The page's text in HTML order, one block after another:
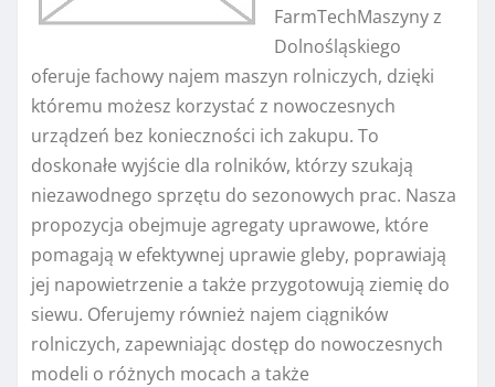
FarmTechMaszyny z
Dolnośląskiego
oferuje fachowy najem maszyn rolniczych, dzięki
któremu możesz korzystać z nowoczesnych
urządzeń bez konieczności ich zakupu. To
doskonałe wyjście dla rolników, którzy szukają
niezawodnego sprzętu do sezonowych prac. Nasza
propozycja obejmuje agregaty uprawowe, które
pomagają w efektywnej uprawie gleby, poprawiają
jej napowietrzenie a także przygotowują ziemię do
siewu. Oferujemy również najem ciągników
rolniczych, zapewniając dostęp do nowoczesnych
modeli o różnych mocach a także